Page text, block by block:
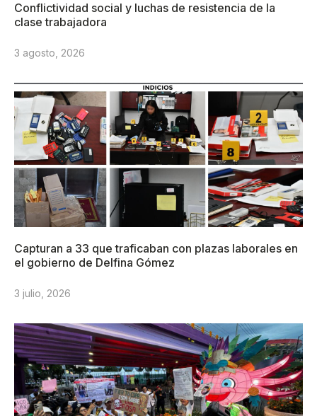
Conflictividad social y luchas de resistencia de la
clase trabajadora
3 agosto, 2026
Capturan a 33 que traficaban con plazas laborales en
el gobierno de Delfina Gómez
3 julio, 2026